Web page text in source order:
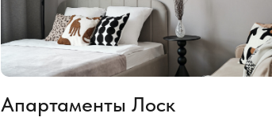
Апартаменты Лоск